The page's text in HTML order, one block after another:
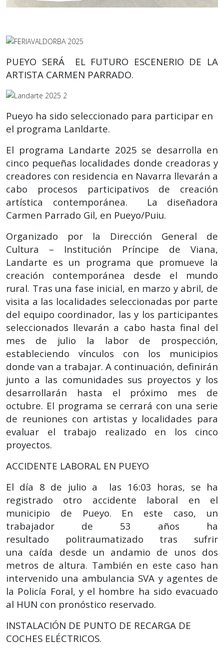
PUEYO SERÁ EL FUTURO ESCENERIO DE LA
ARTISTA CARMEN PARRADO.
Pueyo ha sido seleccionado para participar en
el programa Lanldarte.
El programa Landarte 2025 se desarrolla en
cinco pequeñas localidades donde creadoras y
creadores con residencia en Navarra llevarán a
cabo procesos participativos de creación
artística contemporánea. La diseñadora
Carmen Parrado Gil, en Pueyo/Puiu.
Organizado por la Dirección General de
Cultura – Institución Príncipe de Viana,
Landarte es un programa que promueve la
creación contemporánea desde el mundo
rural. Tras una fase inicial, en marzo y abril, de
visita a las localidades seleccionadas por parte
del equipo coordinador, las y los participantes
seleccionados llevarán a cabo hasta final del
mes de julio la labor de prospección,
estableciendo vínculos con los municipios
donde van a trabajar. A continuación, definirán
junto a las comunidades sus proyectos y los
desarrollarán hasta el próximo mes de
octubre. El programa se cerrará con una serie
de reuniones con artistas y localidades para
evaluar el trabajo realizado en los cinco
proyectos.
ACCIDENTE LABORAL EN PUEYO
El día 8 de julio a las 16:03 horas, se ha
registrado otro accidente laboral en el
municipio de Pueyo. En este caso, un
trabajador de 53 años ha
resultado politraumatizado tras sufrir
una caída desde un andamio de unos dos
metros de altura. También en este caso han
intervenido una ambulancia SVA y agentes de
la Policía Foral, y el hombre ha sido evacuado
al HUN con pronóstico reservado.
INSTALACIÓN DE PUNTO DE RECARGA DE
COCHES ELÉCTRICOS.